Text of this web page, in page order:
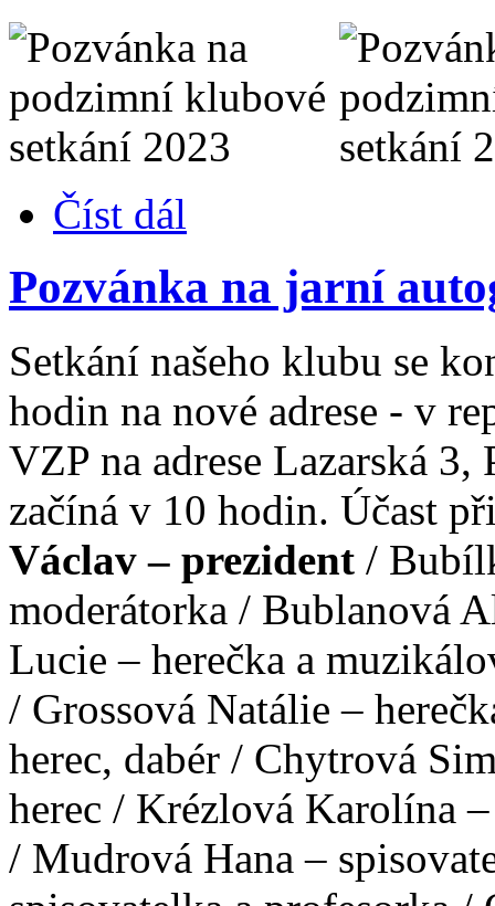
Číst dál
Pozvánka na jarní
Setkání našeho klubu se
hodin na nové adrese - v
VZP na adrese Lazarská
začíná v 10 hodin. Účast
Václav – prezident /
moderátorka / Bublanová
Lucie – herečka a
/ Grossová Natálie –
herec, dabér / Chytrová
herec / Krézlová Karolína
/ Mudrová Hana –